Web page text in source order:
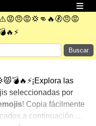
Buscar
las
seleccionadas por
! Copia fácilmente
a continuación y